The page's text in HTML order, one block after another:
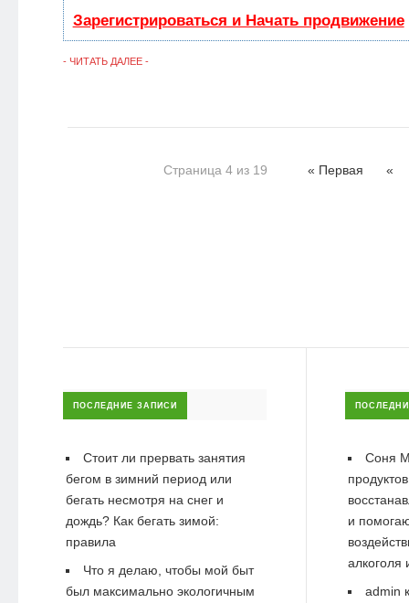
Зарегистрироваться и Начать продвижение
- ЧИТАТЬ ДАЛЕЕ -
Страница 4 из 19 « Первая «
ПОСЛЕДНИЕ ЗАПИСИ
Стоит ли прервать занятия
бегом в зимний период или
бегать несмотря на снег и
дождь? Как бегать зимой:
правила
Что я делаю, чтобы мой быт
был максимально экологичным
Соня
и
алкоголя
admin